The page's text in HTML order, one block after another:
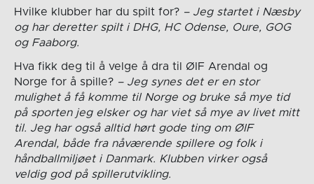
Hvilke klubber har du spilt for? – Jeg startet i Næsby
og har deretter spilt i DHG, HC Odense, Oure, GOG
og Faaborg.
Hva fikk deg til å velge å dra til ØIF Arendal og
Norge for å spille? – Jeg synes det er en stor
mulighet å få komme til Norge og bruke så mye tid
på sporten jeg elsker og har viet så mye av livet mitt
til. Jeg har også alltid hørt gode ting om ØIF
Arendal, både fra nåværende spillere og folk i
håndballmiljøet i Danmark. Klubben virker også
veldig god på spillerutvikling.